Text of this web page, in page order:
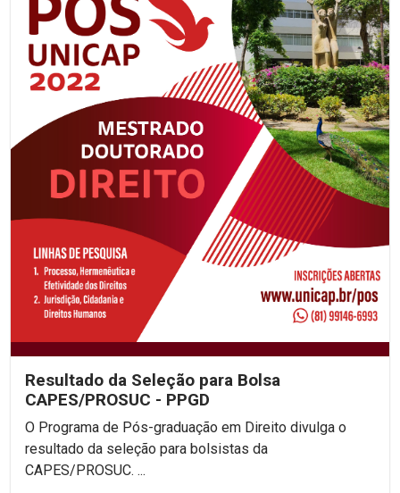
Resultado da Seleção para Bolsa
CAPES/PROSUC - PPGD
O Programa de Pós-graduação em Direito divulga o
resultado da seleção para bolsistas da
CAPES/PROSUC. ...